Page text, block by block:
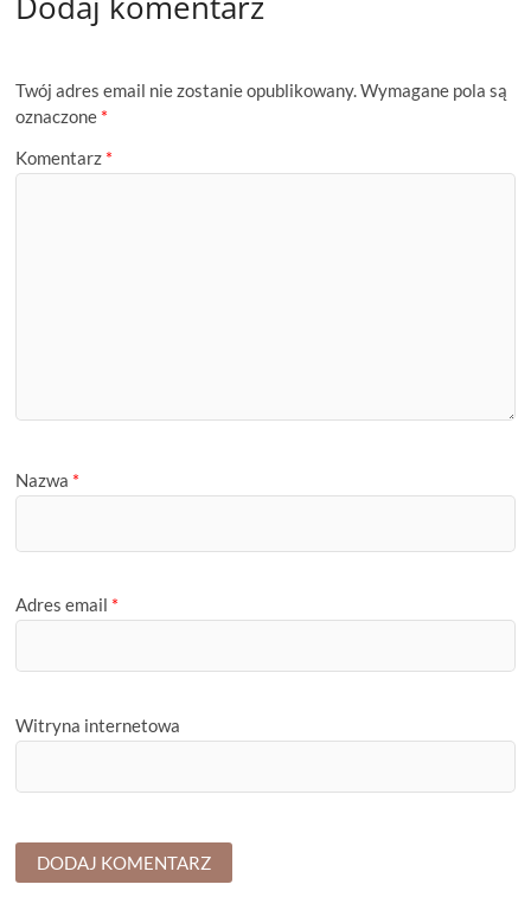
Twój adres email nie zostanie opublikowany.Wymagane pola są
oznaczone *
Komentarz *
Nazwa *
Adres email *
Witryna internetowa